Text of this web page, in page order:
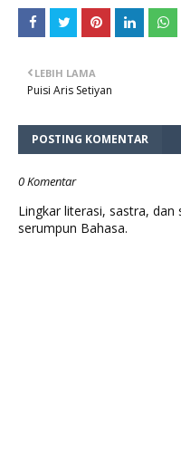
LEBIH LAMA
Puisi Aris Setiyan
POSTING KOMENTAR
0 Komentar
Lingkar literasi, sastra, dan
serumpun Bahasa.